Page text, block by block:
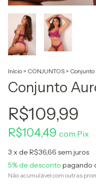
Início > CONJUNTOS > Conjunto
Conjunto
R$109,99
R$104,49 com Pix
3 x de R$36,66 sem juros
5% de desconto pagando
Não acumulável com outras